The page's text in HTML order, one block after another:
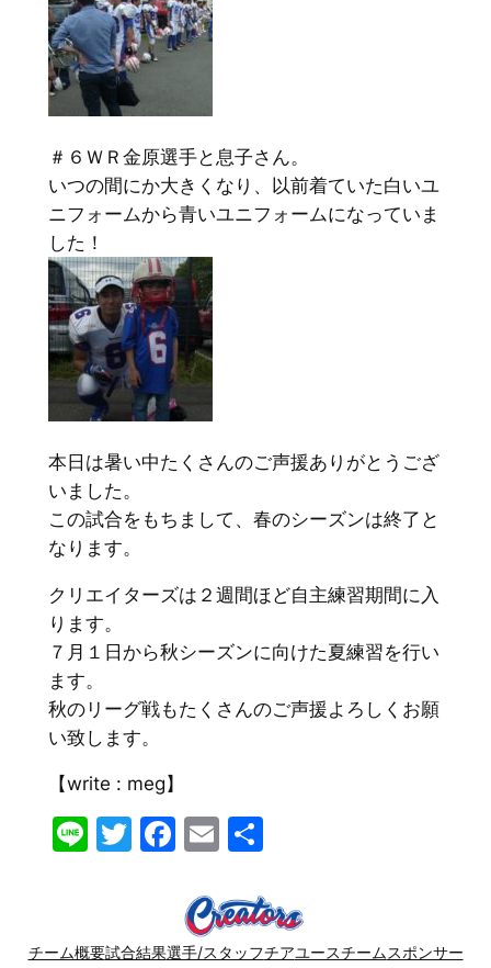
＃６ＷＲ金原選手と息子さん。
いつの間にか大きくなり、以前着ていた白いユ
ニフォームから青いユニフォームになっていま
した！
本日は暑い中たくさんのご声援ありがとうござ
いました。
この試合をもちまして、春のシーズンは終了と
なります。
クリエイターズは２週間ほど自主練習期間に入
ります。
７月１日から秋シーズンに向けた夏練習を行い
ます。
秋のリーグ戦もたくさんのご声援よろしくお願
い致します。
【write : meg】
LineTwitter
Facebook
Email
共
チーム概要試合結果選手/スタッフチアユースチームスポンサー